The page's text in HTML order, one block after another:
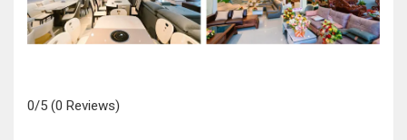
0/5 (0 Reviews)